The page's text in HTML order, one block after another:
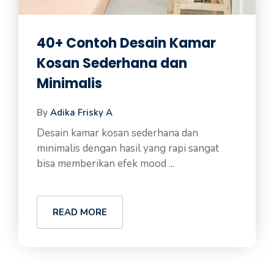
40+ Contoh Desain Kamar
Kosan Sederhana dan
Minimalis
By Adika Frisky A
Desain kamar kosan sederhana dan
minimalis dengan hasil yang rapi sangat
bisa memberikan efek mood ...
READ MORE